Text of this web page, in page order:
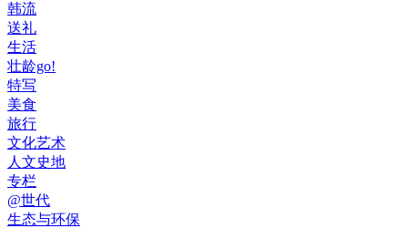
韩流
送礼
生活
壮龄go!
特写
美食
旅行
文化艺术
人文史地
专栏
@世代
生态与环保